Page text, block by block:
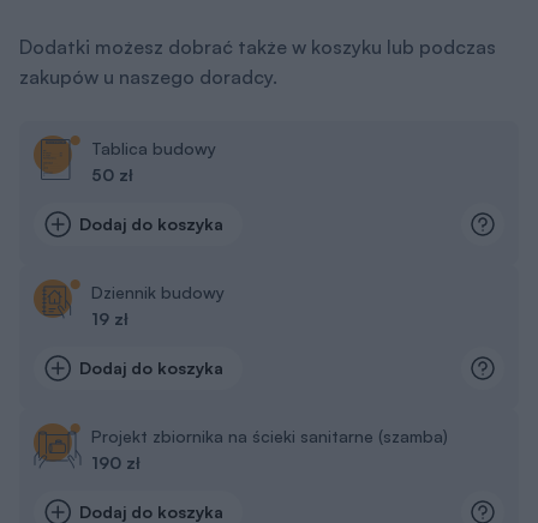
Dodatki możesz dobrać także w koszyku lub podczas
zakupów u naszego doradcy.
Tablica budowy
50 zł
Dodaj do koszyka
Dziennik budowy
19 zł
Dodaj do koszyka
Projekt zbiornika na ścieki sanitarne (szamba)
190 zł
Dodaj do koszyka